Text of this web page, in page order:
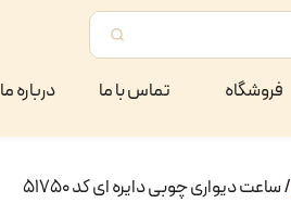
فروشگاه تماس با ما درباره ما
/ ساعت دیواری چوبی دایره ای کد ۵۱۷۵۰